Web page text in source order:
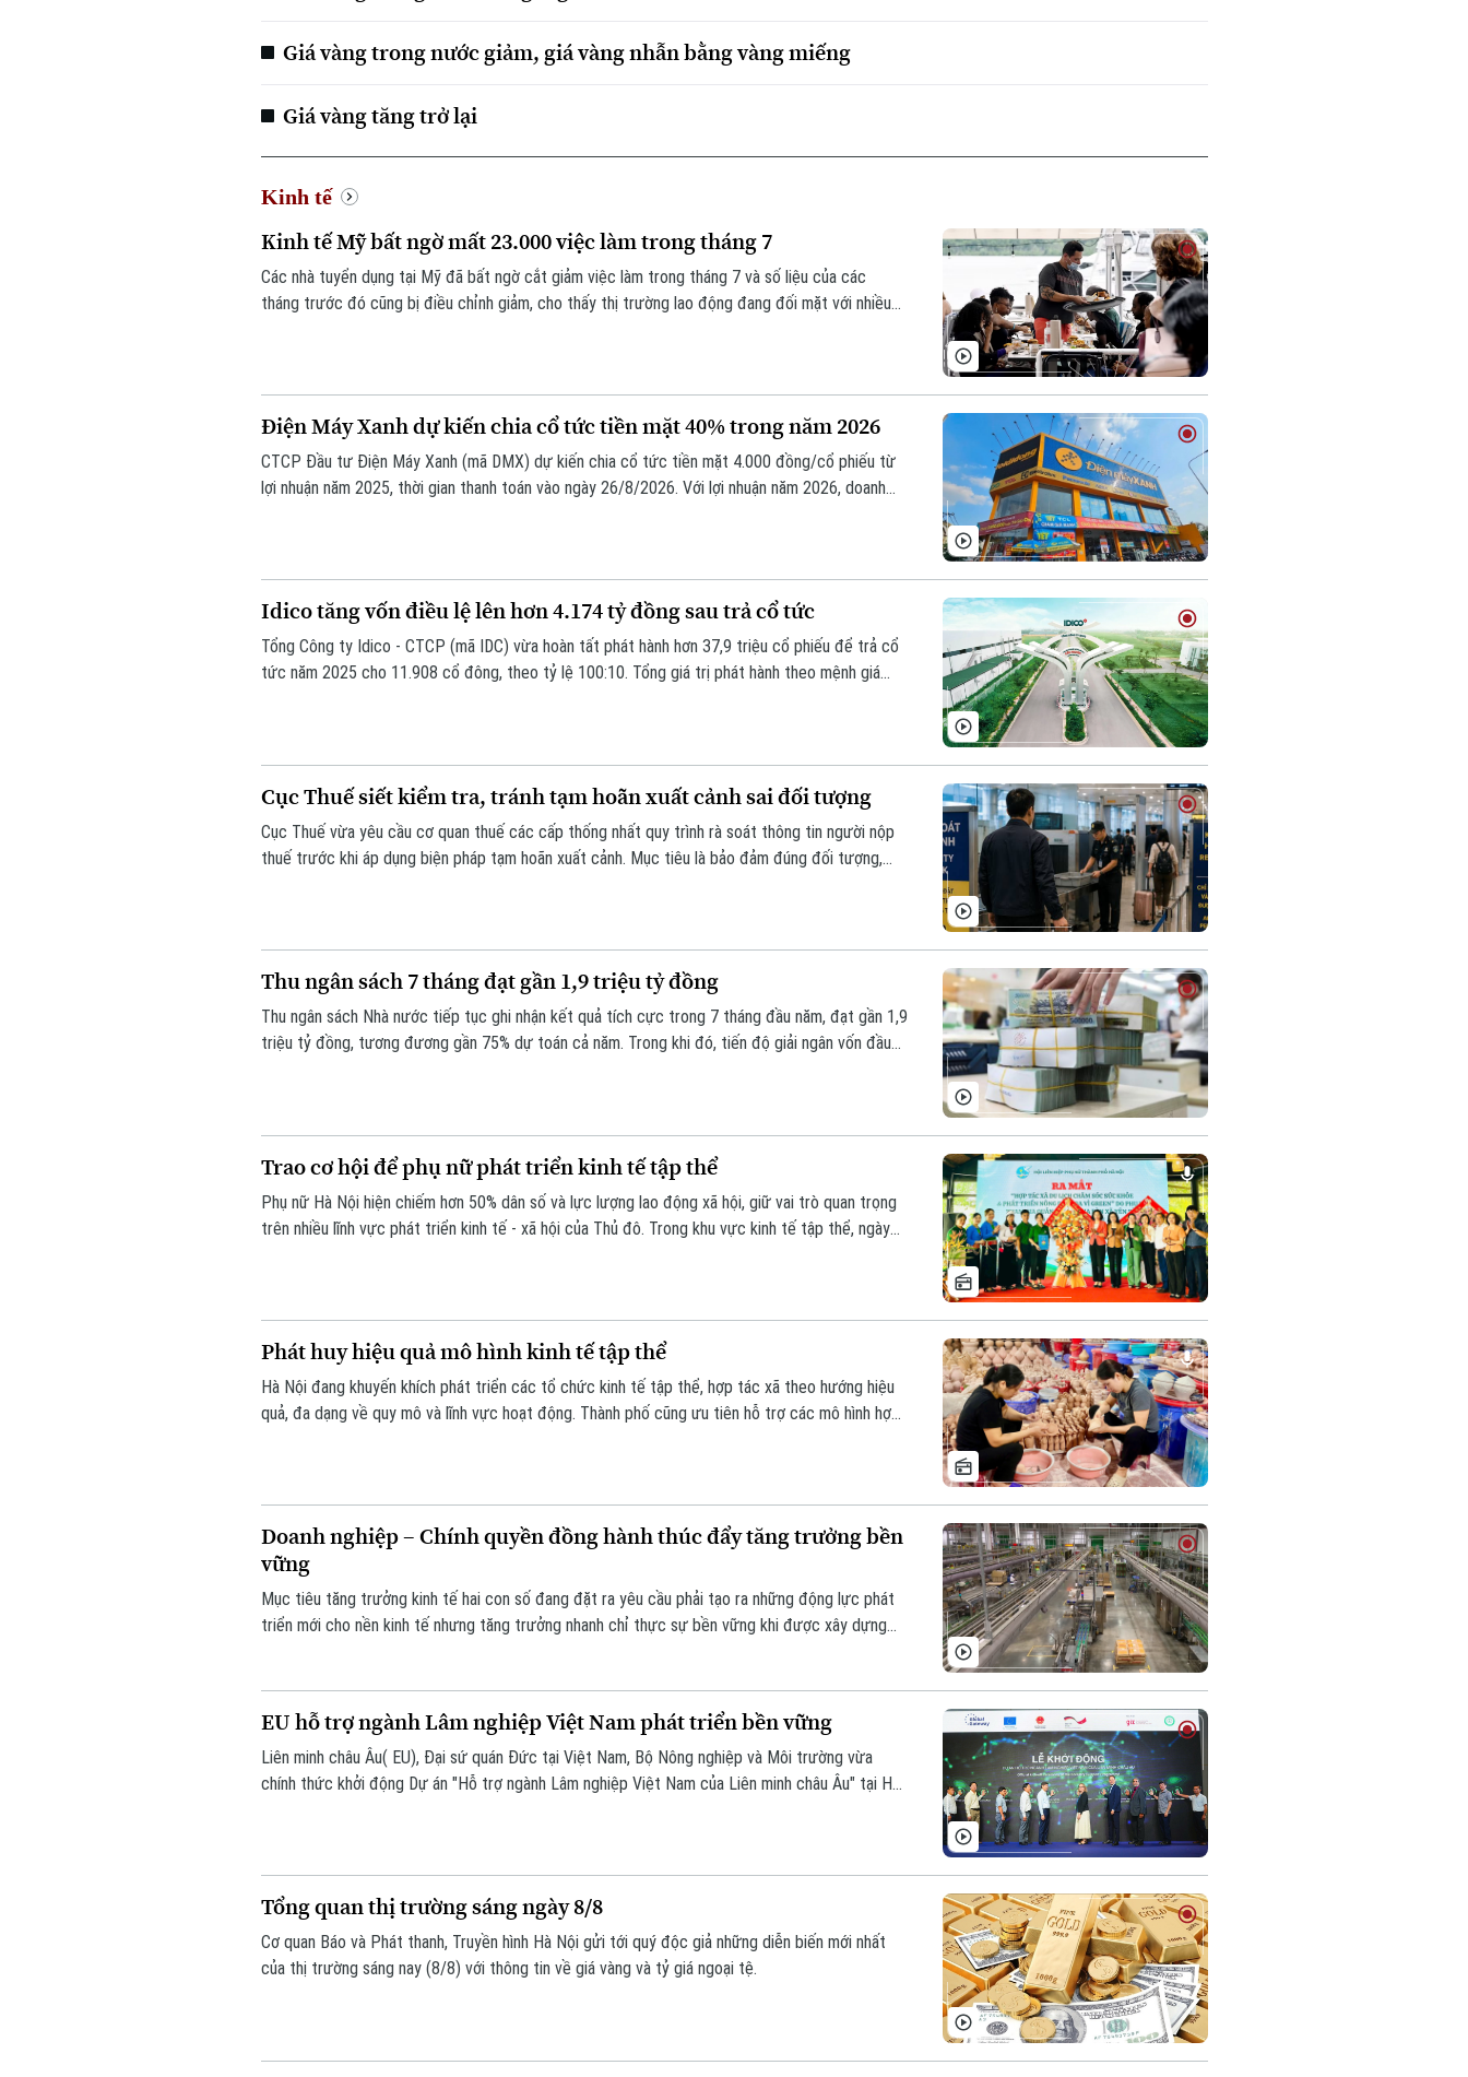
Giá vàng trong nước giảm, giá vàng nhẫn bằng vàng miếng
Giá vàng tăng trở lại
Kinh tế
Kinh tế Mỹ bất ngờ mất 23.000 việc làm trong tháng 7
Các nhà tuyển dụng tại Mỹ đã bất ngờ cắt giảm việc làm trong tháng 7 và số liệu của các
tháng trước đó cũng bị điều chỉnh giảm, cho thấy thị trường lao động đang đối mặt với nhiều
Điện Máy Xanh dự kiến chia cổ tức tiền mặt 40% trong năm 2026
CTCP Đầu tư Điện Máy Xanh (mã DMX) dự kiến chia cổ tức tiền mặt 4.000 đồng/cổ phiếu từ
lợi nhuận năm 2025, thời gian thanh toán vào ngày 26/8/2026. Với lợi nhuận năm 2026, doanh
Idico tăng vốn điều lệ lên hơn 4.174 tỷ đồng sau trả cổ tức
Tổng Công ty Idico - CTCP (mã IDC) vừa hoàn tất phát hành hơn 37,9 triệu cổ phiếu để trả cổ
tức năm 2025 cho 11.908 cổ đông, theo tỷ lệ 100:10. Tổng giá trị phát hành theo mệnh giá
Cục Thuế siết kiểm tra, tránh tạm hoãn xuất cảnh sai đối tượng
Cục Thuế vừa yêu cầu cơ quan thuế các cấp thống nhất quy trình rà soát thông tin người nộp
thuế trước khi áp dụng biện pháp tạm hoãn xuất cảnh. Mục tiêu là bảo đảm đúng đối tượng,
Thu ngân sách 7 tháng đạt gần 1,9 triệu tỷ đồng
Thu ngân sách Nhà nước tiếp tục ghi nhận kết quả tích cực trong 7 tháng đầu năm, đạt gần 1,9
triệu tỷ đồng, tương đương gần 75% dự toán cả năm. Trong khi đó, tiến độ giải ngân vốn đầu
Trao cơ hội để phụ nữ phát triển kinh tế tập thể
Phụ nữ Hà Nội hiện chiếm hơn 50% dân số và lực lượng lao động xã hội, giữ vai trò quan trọng
trên nhiều lĩnh vực phát triển kinh tế - xã hội của Thủ đô. Trong khu vực kinh tế tập thể, ngày
Phát huy hiệu quả mô hình kinh tế tập thể
Hà Nội đang khuyến khích phát triển các tổ chức kinh tế tập thể, hợp tác xã theo hướng hiệu
quả, đa dạng về quy mô và lĩnh vực hoạt động. Thành phố cũng ưu tiên hỗ trợ các mô hình hợp
Doanh nghiệp – Chính quyền đồng hành thúc đẩy tăng trưởng bền
vững
Mục tiêu tăng trưởng kinh tế hai con số đang đặt ra yêu cầu phải tạo ra những động lực phát
triển mới cho nền kinh tế nhưng tăng trưởng nhanh chỉ thực sự bền vững khi được xây dựng
EU hỗ trợ ngành Lâm nghiệp Việt Nam phát triển bền vững
Liên minh châu Âu( EU), Đại sứ quán Đức tại Việt Nam, Bộ Nông nghiệp và Môi trường vừa
chính thức khởi động Dự án "Hỗ trợ ngành Lâm nghiệp Việt Nam của Liên minh châu Âu" tại Hà
Tổng quan thị trường sáng ngày 8/8
Cơ quan Báo và Phát thanh, Truyền hình Hà Nội gửi tới quý độc giả những diễn biến mới nhất
của thị trường sáng nay (8/8) với thông tin về giá vàng và tỷ giá ngoại tệ.